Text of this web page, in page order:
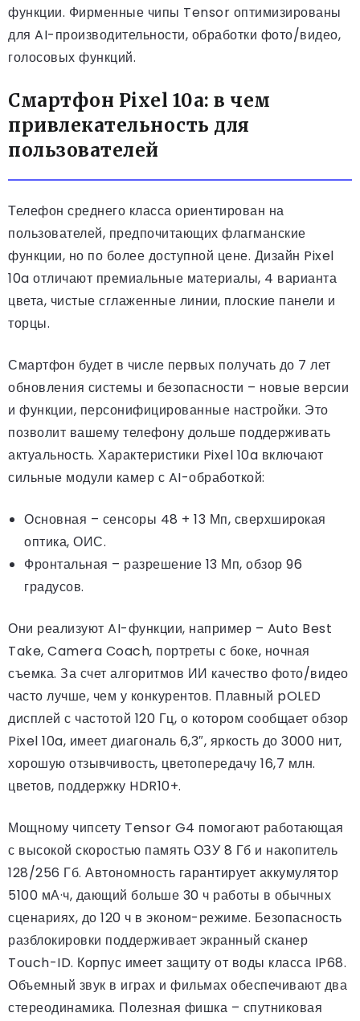
функции. Фирменные чипы Tensor оптимизированы
для AI-производительности, обработки фото/видео,
голосовых функций.
Смартфон Pixel 10a: в чем
привлекательность для
пользователей
Телефон среднего класса ориентирован на
пользователей, предпочитающих флагманские
функции, но по более доступной цене. Дизайн Pixel
10a отличают премиальные материалы, 4 варианта
цвета, чистые сглаженные линии, плоские панели и
торцы.
Смартфон будет в числе первых получать до 7 лет
обновления системы и безопасности – новые версии
и функции, персонифицированные настройки. Это
позволит вашему телефону дольше поддерживать
актуальность. Характеристики Pixel 10a включают
сильные модули камер с AI-обработкой:
Основная – сенсоры 48 + 13 Мп, сверхширокая
оптика, ОИС.
Фронтальная – разрешение 13 Мп, обзор 96
градусов.
Они реализуют AI-функции, например – Auto Best
Take, Camera Coach, портреты с боке, ночная
съемка. За счет алгоритмов ИИ качество фото/видео
часто лучше, чем у конкурентов. Плавный pOLED
дисплей с частотой 120 Гц, о котором сообщает обзор
Pixel 10a, имеет диагональ 6,3″, яркость до 3000 нит,
хорошую отзывчивость, цветопередачу 16,7 млн.
цветов, поддержку HDR10+.
Мощному чипсету Tensor G4 помогают работающая
с высокой скоростью память ОЗУ 8 Гб и накопитель
128/256 Гб. Автономность гарантирует аккумулятор
5100 мА·ч, дающий больше 30 ч работы в обычных
сценариях, до 120 ч в эконом-режиме. Безопасность
разблокировки поддерживает экранный сканер
Touch-ID. Корпус имеет защиту от воды класса IP68.
Объемный звук в играх и фильмах обеспечивают два
стереодинамика. Полезная фишка – спутниковая